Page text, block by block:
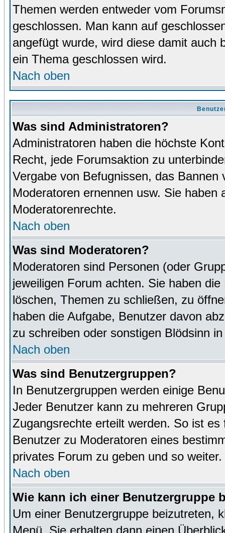
Themen werden entweder vom
geschlossen. Man kann auf
angefügt wurde, wird diese damit auch
ein Thema geschlossen wird.
Nach oben
Was sind Administratoren?
Administratoren haben die höchste
Recht, jede Forumsaktion zu
Vergabe von Befugnissen, das
Moderatoren ernennen usw. Sie
Moderatorenrechte.
Nach oben
Was sind Moderatoren?
Moderatoren sind Personen (oder
jeweiligen Forum achten. Sie haben
löschen, Themen zu schließen, zu
haben die Aufgabe, Benutzer davon
zu schreiben oder sonstigen Blödsinn
Nach oben
Was sind Benutzergruppen?
In Benutzergruppen werden einige
Jeder Benutzer kann zu mehreren
Zugangsrechte erteilt werden. So ist
Benutzer zu Moderatoren eines
privates Forum zu geben und so weiter.
Nach oben
Wie kann ich einer Benutzergruppe
Um einer Benutzergruppe beizutreten,
Menü. Sie erhalten dann einen